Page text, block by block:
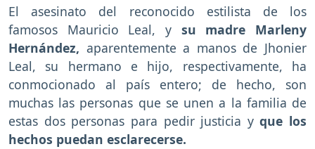
El asesinato del reconocido estilista de los
famosos Mauricio Leal, y su madre Marleny
Hernández, aparentemente a manos de Jhonier
Leal, su hermano e hijo, respectivamente, ha
conmocionado al país entero; de hecho, son
muchas las personas que se unen a la familia de
estas dos personas para pedir justicia yque los
hechos puedan esclarecerse.